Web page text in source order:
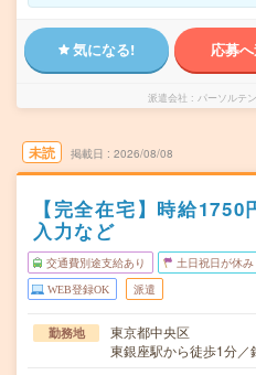
気になる! 応募
派遣会社 パーソルテ
未読 掲載日 2026/08/08
【完全在宅】時給
入力など
交通費別途支給あり 土日祝日が休み
WEB登録OK 派遣
勤務地
東京都中央区
東銀座駅から徒歩1分